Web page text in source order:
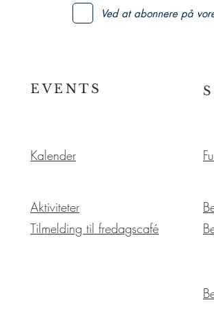
Ved at abonnere på
EVENTS
Kalender
Aktiviteter
Tilmelding til fredagscafé